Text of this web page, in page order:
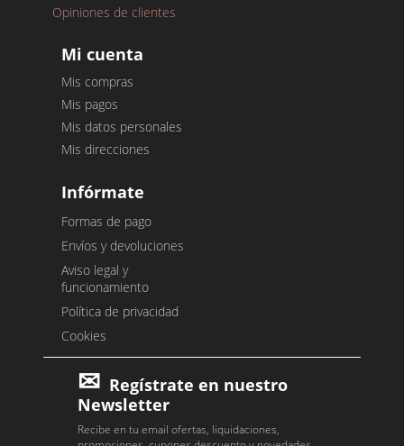
Opiniones de clientes
Mi cuenta
Mis compras
Mis pagos
Mis datos personales
Mis direcciones
Infórmate
Formas de pago
Envíos y devoluciones
Aviso legal y
funcionamiento
Política de privacidad
Cookies
Regístrate en nuestro
Newsletter
Recibe en tu email ofertas, liquidaciones,